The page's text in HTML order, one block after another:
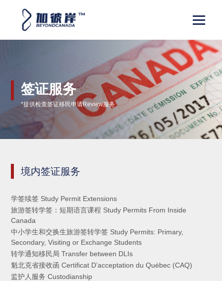
签证服务
*提供检查签证移民申请Review服务
境内签证服务
学签续签 Study Permit Extensions
旅游签转学签：短期语言课程 Study Permits From Inside
Canada
中小学生和交换生旅游签转学签 Study Permits: Primary,
Secondary, Visiting or Exchange Students
转学通知移民局 Transfer between DLIs
魁北克省接收函 Certificat D’acceptation du Québec (CAQ)
监护人服务 Custodianship